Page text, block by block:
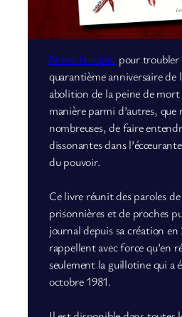
Notre bouquin pour
quarantième anniversaire de
abolition de la peine de
manière parmi d’autres, que
nombreuses, de faire
dissonantes dans
du pouvoir.
Ce livre réunit des paroles
prisonnières et de proches
journal depuis sa création en
rappellent avec force qu’en
seulement la guillotine qui a
octobre 1981.